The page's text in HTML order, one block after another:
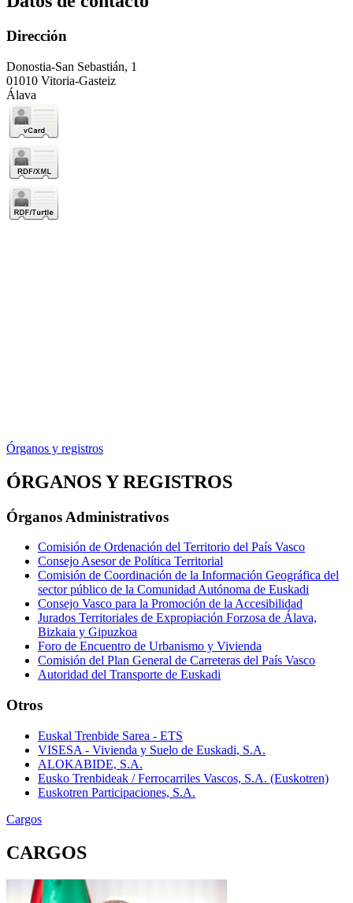
Dirección
Donostia-San Sebastián, 1
01010 Vitoria-Gasteiz
Álava
Órganos y registros
ÓRGANOS Y REGISTROS
Órganos Administrativos
Comisión de Ordenación del Territorio del País Vasco
Consejo Asesor de Política Territorial
Comisión de Coordinación de la Información Geográfica del
sector público de la Comunidad Autónoma de Euskadi
Consejo Vasco para la Promoción de la Accesibilidad
Jurados Territoriales de Expropiación Forzosa de Álava,
Bizkaia y Gipuzkoa
Foro de Encuentro de Urbanismo y Vivienda
Comisión del Plan General de Carreteras del País Vasco
Autoridad del Transporte de Euskadi
Otros
Euskal Trenbide Sarea - ETS
VISESA - Vivienda y Suelo de Euskadi, S.A.
ALOKABIDE, S.A.
Eusko Trenbideak / Ferrocarriles Vascos, S.A. (Euskotren)
Euskotren Participaciones, S.A.
Cargos
CARGOS